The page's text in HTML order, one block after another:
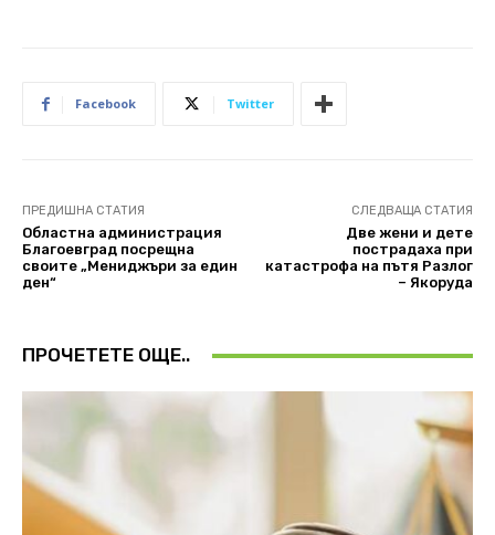
Facebook Twitter
ПРЕДИШНА СТАТИЯ
Областна администрация
Благоевград посрещна
своите „Мениджъри за един
ден“
СЛЕДВАЩА СТАТИЯ
Две жени и дете
пострадаха при
катастрофа на пътя Разлог
– Якоруда
ПРОЧЕТЕТЕ ОЩЕ..